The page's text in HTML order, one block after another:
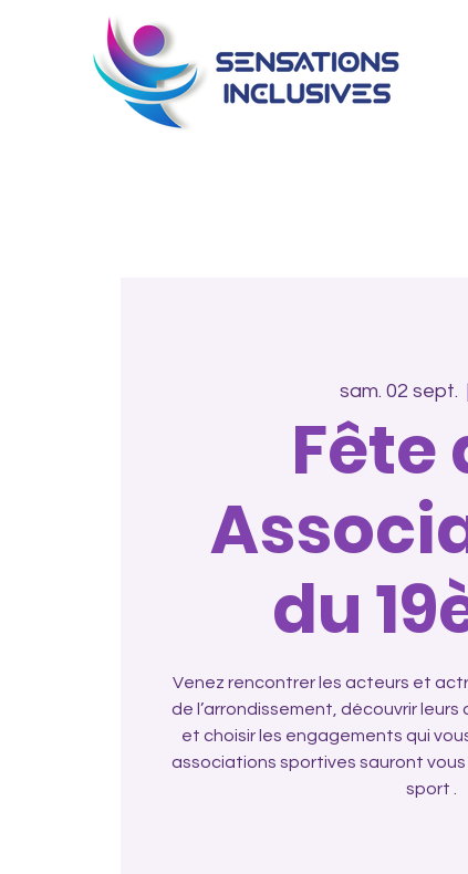
sam. 02 sept.
  |
Fête
du
Venez rencontrer les acteurs et
de l’arrondissement, découvrir
et choisir les engagements qui
associations sportives sauront vous
sport .